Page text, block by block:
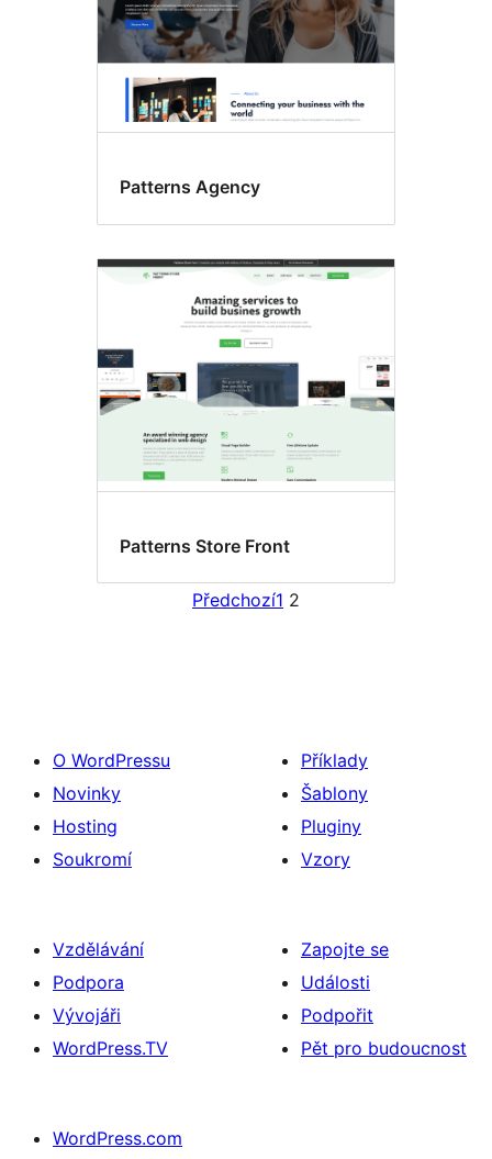
Patterns Agency
Patterns Store Front
Předchozí1 2
O WordPressu
Novinky
Hosting
Soukromí
Příklady
Šablony
Pluginy
Vzory
Vzdělávání
Podpora
Vývojáři
WordPress.TV
Zapojte se
Události
Podpořit
Pět pro budoucnost
WordPress.com